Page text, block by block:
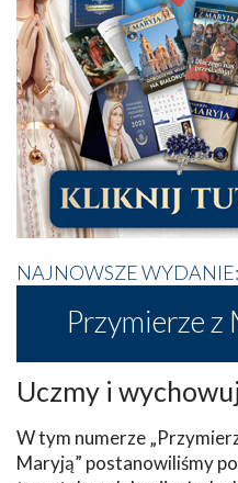
NAJNOWSZE WYDANIE:
Przymierze z
Uczmy i
W tym numerze
Maryją” postanowiliśmy